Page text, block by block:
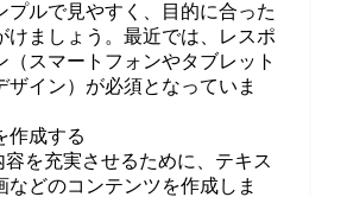
プルで見やすく、目的に合った
けましょう。最近では、レスポ
（スマートフォンやタブレット
ザイン）が必須となっていま
作成する
容を充実させるために、テキス
などのコンテンツを作成しま